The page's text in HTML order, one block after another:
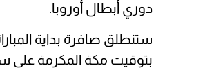
دوري أبطال أوروبا.
ستنطلق صافرة بداية
بتوقيت مكة المكرمة على